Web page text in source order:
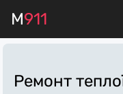
M911
Ремонт